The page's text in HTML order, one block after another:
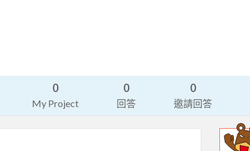
0
My Project
0
回答
0
邀請回答